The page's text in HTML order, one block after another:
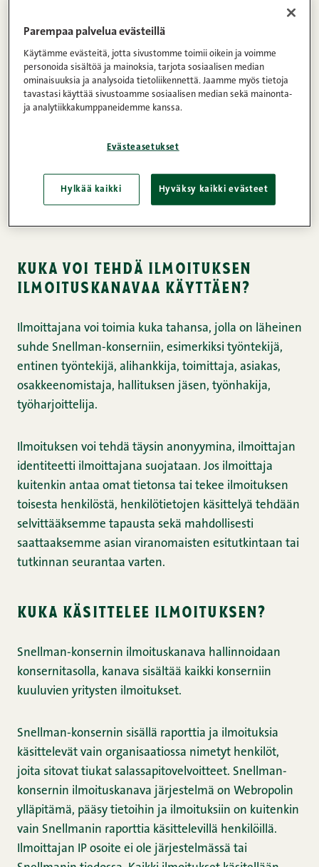
ilmoittaja on saanut tiedon tai perustellun epäilyn
rikoksesta tai rikkomuksesta työnsä yhteydessä.
Tahallinen väärien ilmoitusten tekeminen on
kuka voi tehdä ilmoituksen
ilmoituskanavaa käyttäen?
Ilmoittajana voi toimia kuka tahansa, jolla on läheinen
suhde Snellman-konserniin, esimerkiksi työntekijä,
entinen työntekijä, alihankkija, toimittaja, asiakas,
osakkeenomistaja, hallituksen jäsen, työnhakija,
työharjoittelija.
Ilmoituksen voi tehdä täysin anonyymina, ilmoittajan
identiteetti ilmoittajana suojataan. Jos ilmoittaja
kuitenkin antaa omat tietonsa tai tekee ilmoituksen
toisesta henkilöstä, henkilötietojen käsittelyä tehdään
selvittääksemme tapausta sekä mahdollisesti
saattaaksemme asian viranomaisten esitutkintaan tai
tutkinnan seurantaa varten.
kuka käsittelee ilmoituksen?
Snellman-konsernin ilmoituskanava hallinnoidaan
konsernitasolla, kanava sisältää kaikki konserniin
kuuluvien yritysten ilmoitukset.
Snellman-konsernin sisällä raporttia ja ilmoituksia
käsittelevät vain organisaatiossa nimetyt henkilöt,
joita sitovat tiukat salassapitovelvoitteet. Snellman-
konsernin ilmoituskanava järjestelmä on Webropolin
ylläpitämä, pääsy tietoihin ja ilmoituksiin on kuitenkin
vain Snellmanin raporttia käsittelevillä henkilöillä.
Ilmoittajan IP osoite ei ole järjestelmässä tai
Parempaa palvelua evästeillä
Käytämme evästeitä, jotta sivustomme toimii oikein ja voimme
personoida sisältöä ja mainoksia, tarjota sosiaalisen median
ominaisuuksia ja analysoida tietoliikennettä. Jaamme myös tietoja
tavastasi käyttää sivustoamme sosiaalisen median sekä mainonta-
ja analytiikkakumppaneidemme kanssa.
Evästeasetukset
Hylkää kaikki Hyväksy kaikki evästeet